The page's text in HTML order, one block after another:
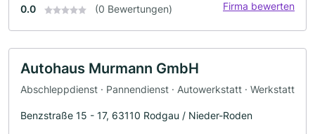
0.0 (0 Bewertungen) Firma bewerten
Autohaus Murmann GmbH
Abschleppdienst · Pannendienst · Autowerkstatt · Werkstatt
Benzstraße 15 - 17, 63110 Rodgau / Nieder-Roden